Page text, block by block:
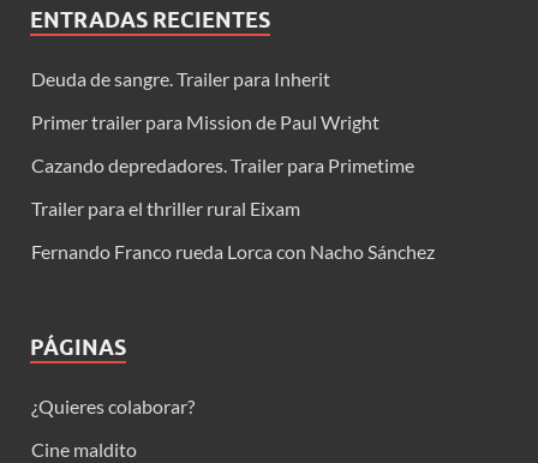
ENTRADAS RECIENTES
Deuda de sangre. Trailer para Inherit
Primer trailer para Mission de Paul Wright
Cazando depredadores. Trailer para Primetime
Trailer para el thriller rural Eixam
Fernando Franco rueda Lorca con Nacho Sánchez
PÁGINAS
¿Quieres colaborar?
Cine maldito